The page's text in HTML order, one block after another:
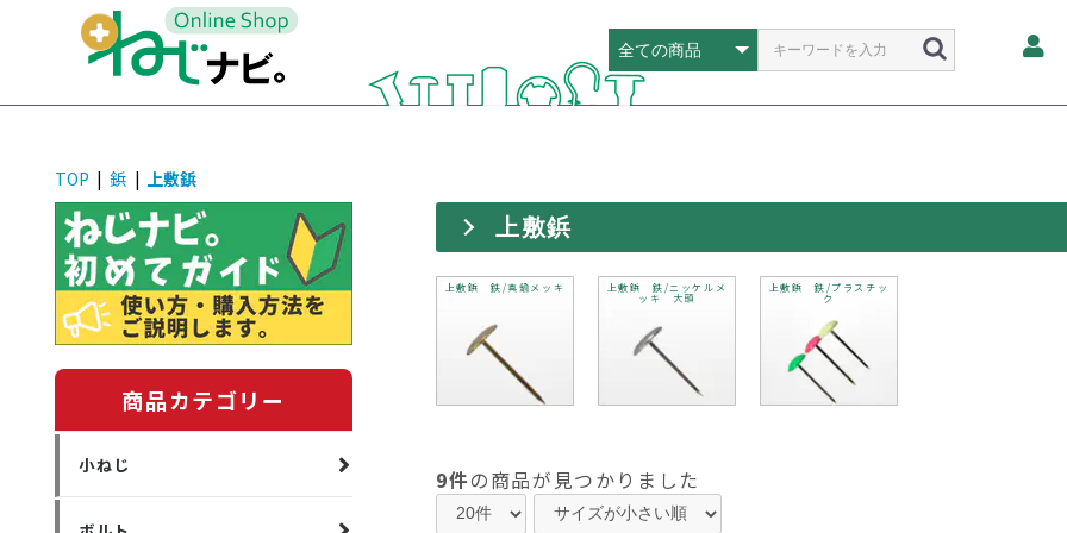
TOP | 鋲 | 上敷鋲
商品カテゴリー
小ねじ
上敷鋲
上敷鋲 鉄/真鍮メッキ
上敷鋲 鉄/ニッケルメ
ッキ 大頭
上敷鋲 鉄/プラスチッ
ク
9件の商品が見つかりました